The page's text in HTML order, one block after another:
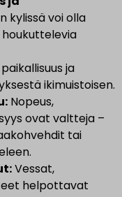
kylissä voi olla
ja
ikimuistoisen.
Nopeus,
ovat valtteja –
tai
Vessat,
helpottavat